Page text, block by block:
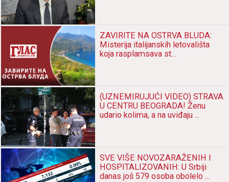
ZAVIRITE NA OSTRVA BLUDA:
Misterija italijanskih letovališta
koja rasplamsava st...
(UZNEMIRUJUĆI VIDEO) STRAVA
U CENTRU BEOGRADA! Ženu
udario kolima, a na uviđaju ...
SVE VIŠE NOVOZARAŽENIH I
HOSPITALIZOVANIH: U Srbiji
danas još 579 osoba obolelo ...